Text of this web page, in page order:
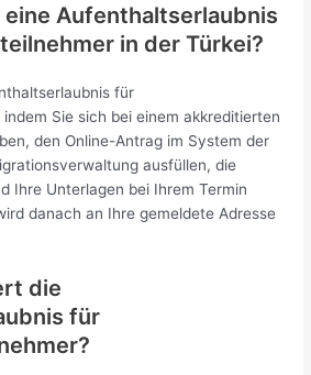
Aufenthaltserlaubnis
in der Türkei?
für
Sie sich bei einem akkreditierten
den Online-Antrag im System der
ausfüllen, die
Ihre Unterlagen bei Ihrem Termin
danach an Ihre gemeldete Adresse
die
für